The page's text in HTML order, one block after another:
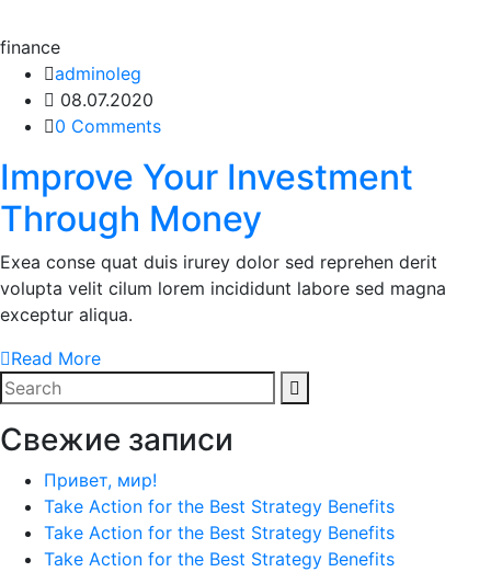
finance
adminoleg
08.07.2020
0 Comments
Improve Your Investment
Through Money
Exea conse quat duis irurey dolor sed reprehen derit
volupta velit cilum lorem incididunt labore sed magna
exceptur aliqua.
Read More
Свежие записи
Привет, мир!
Take Action for the Best Strategy Benefits
Take Action for the Best Strategy Benefits
Take Action for the Best Strategy Benefits